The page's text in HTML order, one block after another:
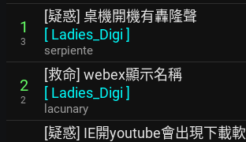
1
3
[疑惑] 桌機開機有轟隆聲
[ Ladies_Digi ]
serpiente
2
2
[救命] webex顯示名稱
[ Ladies_Digi ]
lacunary
[疑惑] IE開youtube會出現下載軟